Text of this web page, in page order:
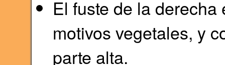
El fuste de la
motivos vegetales, y
parte alta.